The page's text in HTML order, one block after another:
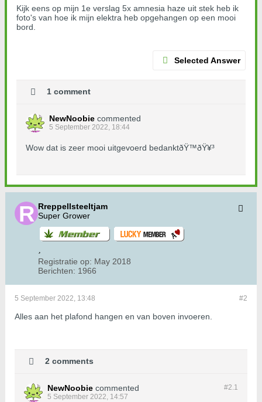
Kijk eens op mijn 1e verslag 5x amnesia haze uit stek heb ik
foto's van hoe ik mijn elektra heb opgehangen op een mooi
bord.
Selected Answer
1 comment
NewNoobie commented
5 September 2022, 18:44
Wow dat is zeer mooi uitgevoerd bedanktðŸ™ðŸ¥³
Rreppellsteeltjam
Super Grower
Registratie op: May 2018
Berichten: 1966
#2
5 September 2022, 13:48
Alles aan het plafond hangen en van boven invoeren.
2 comments
#2.1
NewNoobie commented
5 September 2022, 14:57